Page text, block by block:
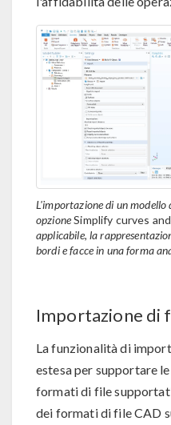
L'importazione di un
opzioneSimplify curves
applicabile, la
bordi e facce in una forma
Importazione di
La funzionalità di
estesa per supportare
formati di file
dei formati di file CAD